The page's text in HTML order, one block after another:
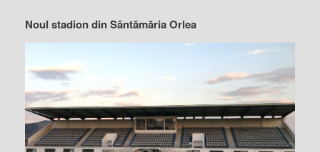
Noul stadion din Sântămăria Orlea